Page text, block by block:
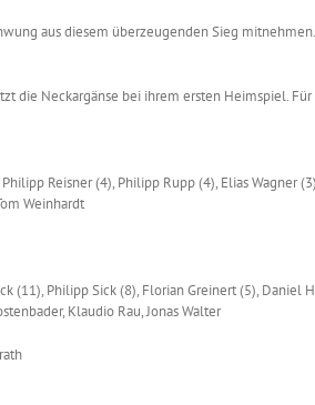
aus diesem überzeugenden Sieg
die Neckargänse bei ihrem ersten Heimspiel.
Reisner (4), Philipp Rupp (4), Elias Wagner
Weinhardt
(11), Philipp Sick (8), Florian Greinert (5),
Klaudio Rau, Jonas Walter